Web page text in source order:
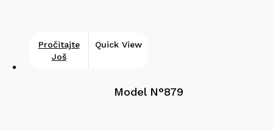
Pročitajte
Još
Quick View
Model N°879